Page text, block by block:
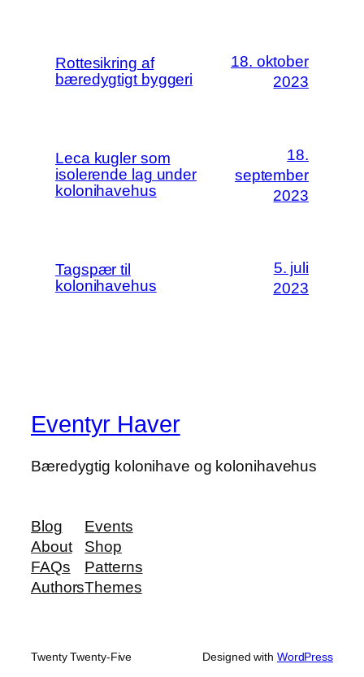
Rottesikring af
bæredygtigt byggeri
18. oktober
2023
Leca kugler som
isolerende lag under
kolonihavehus
18.
september
2023
Tagspær til
kolonihavehus
5. juli
2023
Eventyr Haver
Bæredygtig kolonihave og kolonihavehus
Blog
About
FAQs
Authors
Events
Shop
Patterns
Themes
Twenty Twenty-Five Designed with WordPress